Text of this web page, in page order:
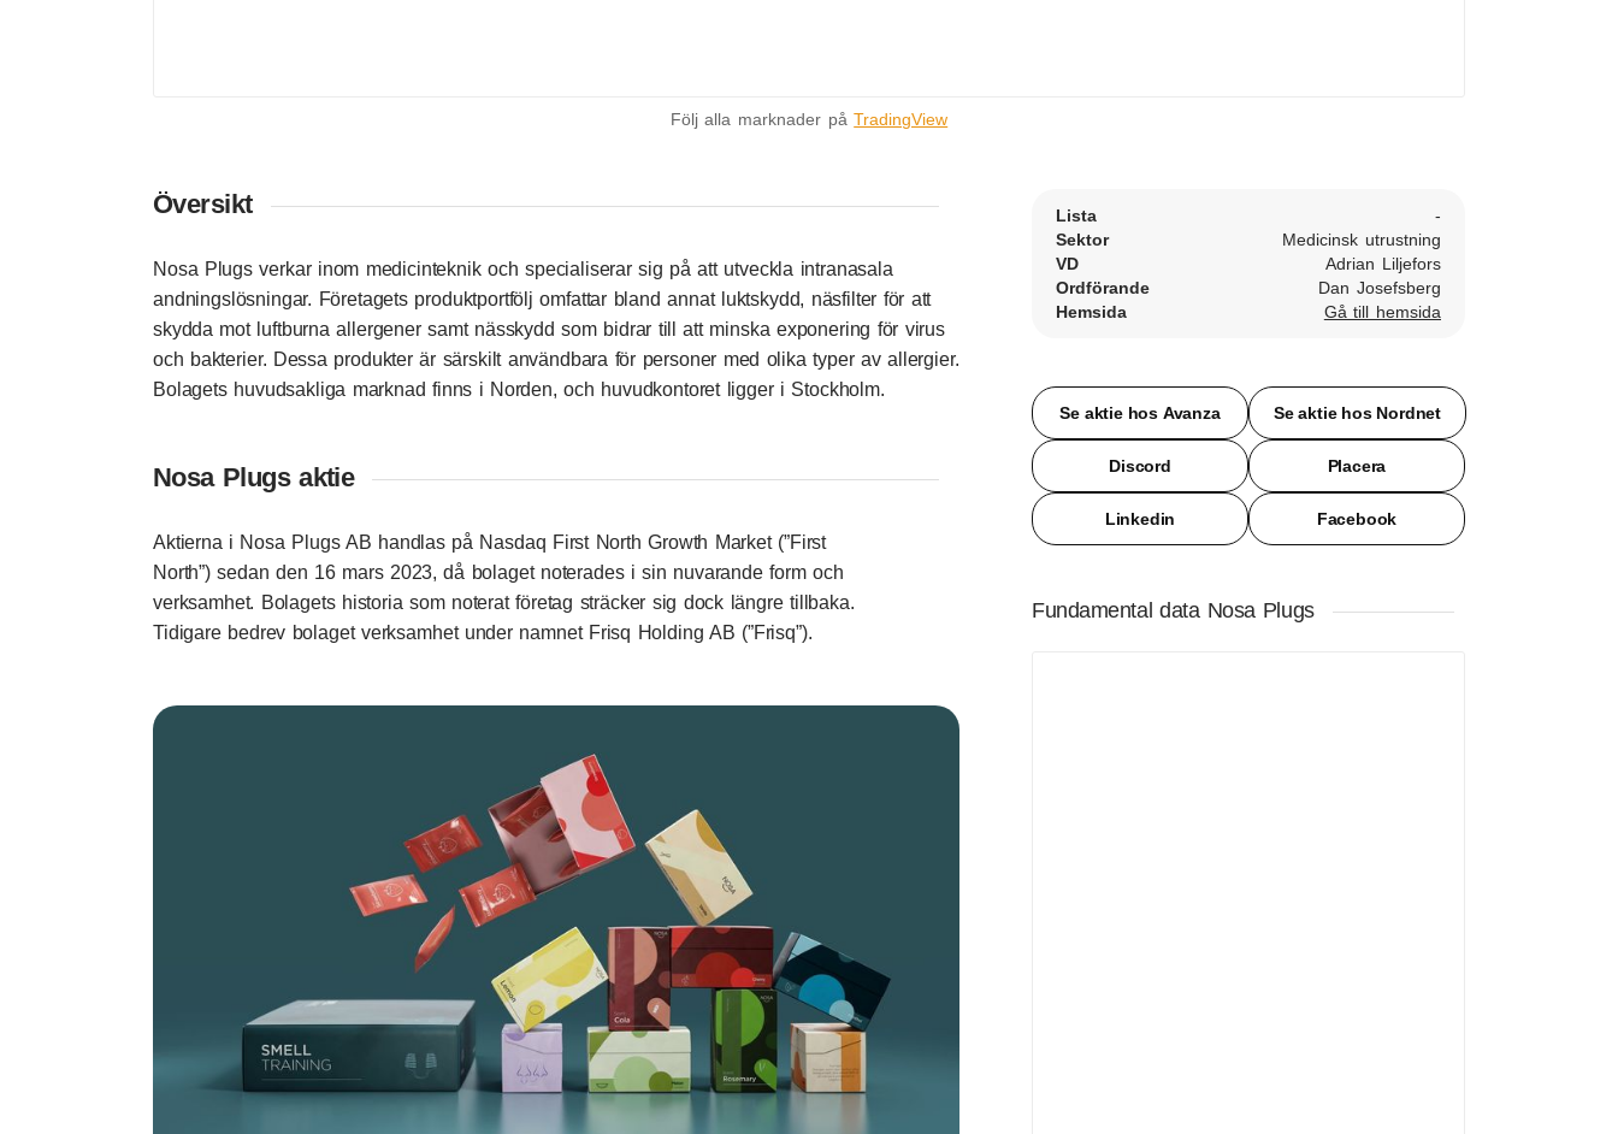
Följ alla marknader påTradingView
Översikt
Nosa Plugs verkar inom medicinteknik och specialiserar sig på att utveckla intranasala
andningslösningar. Företagets produktportfölj omfattar bland annat luktskydd, näsfilter för att
skydda mot luftburna allergener samt nässkydd som bidrar till att minska exponering för virus
och bakterier. Dessa produkter är särskilt användbara för personer med olika typer av allergier.
Bolagets huvudsakliga marknad finns i Norden, och huvudkontoret ligger i Stockholm.
Nosa Plugs aktie
Aktierna i Nosa Plugs AB handlas på Nasdaq First North Growth Market (”First
North”) sedan den 16 mars 2023, då bolaget noterades i sin nuvarande form och
verksamhet. Bolagets historia som noterat företag sträcker sig dock längre tillbaka.
Tidigare bedrev bolaget verksamhet under namnet Frisq Holding AB (”Frisq”).
Lista
-
Sektor
Medicinsk utrustning
VD
Adrian Liljefors
Ordförande
Dan Josefsberg
Hemsida
Gå till hemsida
Se aktie hos Avanza Se aktie hos Nordnet
Discord Placera
Linkedin Facebook
Fundamental data Nosa Plugs